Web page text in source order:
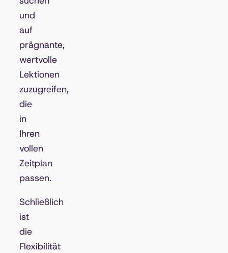
und
auf
prägnante,
wertvolle
Lektionen
zuzugreifen,
die
in
Ihren
vollen
Zeitplan
passen.
Schließlich
ist
die
Flexibilität